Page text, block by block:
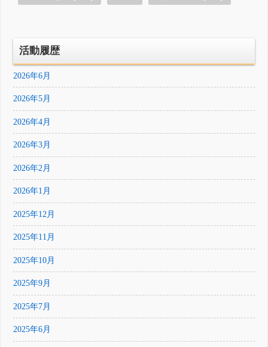
活動履歴
2026年6月
2026年5月
2026年4月
2026年3月
2026年2月
2026年1月
2025年12月
2025年11月
2025年10月
2025年9月
2025年7月
2025年6月